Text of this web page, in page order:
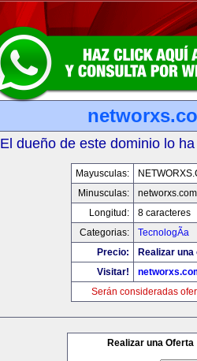
El dueño de este dominio lo
Mayusculas:
Minusculas:
networxs.com
Longitud:
8 caracteres
Categorias:
TecnologÃ­a
Precio:
Realizar
Visitar!
Serán consideradas
Realizar una Oferta